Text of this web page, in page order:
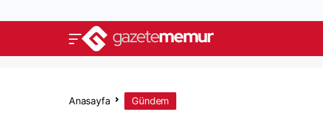
Anasayfa Gündem